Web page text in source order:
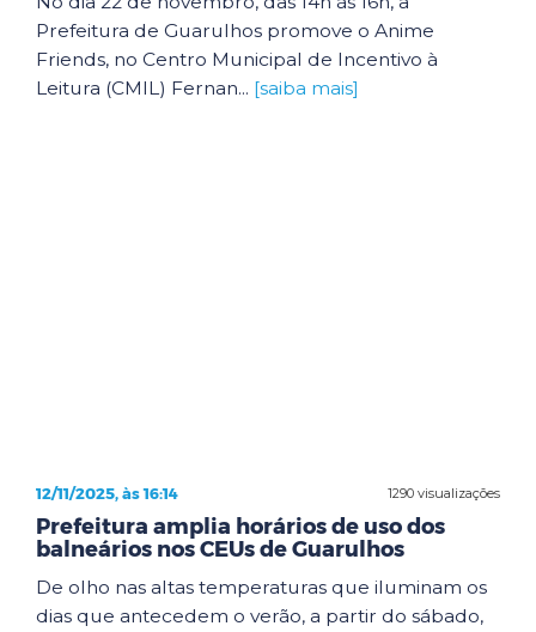
Prefeitura de Guarulhos promove o Anime
Friends, no Centro Municipal de Incentivo à
Leitura (CMIL) Fernan... [saiba mais]
1290 visualizações
12/11/2025, às 16:14
Prefeitura amplia horários de uso dos
balneários nos CEUs de Guarulhos
De olho nas altas temperaturas que iluminam os
dias que antecedem o verão, a partir do sábado,